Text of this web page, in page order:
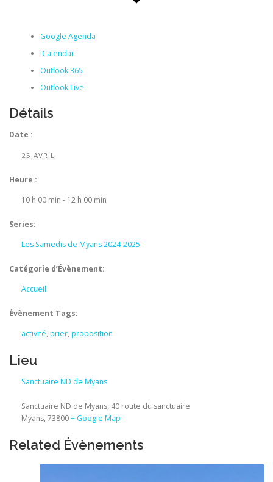
Google Agenda
iCalendar
Outlook 365
Outlook Live
Détails
Date :
25 AVRIL
Heure :
10 h 00 min - 12 h 00 min
Series:
Les Samedis de Myans 2024-2025
Catégorie d’Évènement:
Accueil
Évènement Tags:
activité, prier, proposition
Lieu
Sanctuaire ND de Myans
Sanctuaire ND de Myans, 40 route du sanctuaire
Myans, 73800+ Google Map
Related Évènements